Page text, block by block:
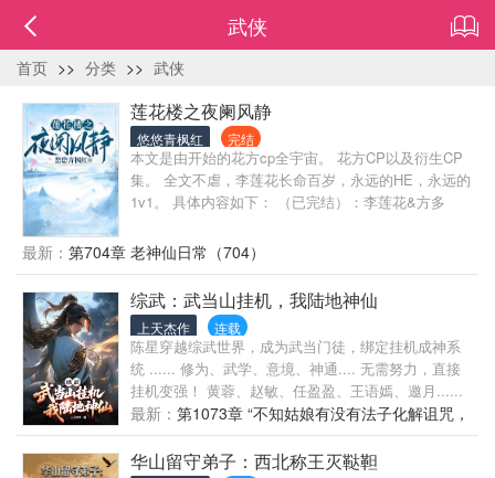
武侠
首页 >> 分类 >> 武侠
莲花楼之夜阑风静
悠悠青枫红 完结
本文是由开始的花方cp全宇宙。 花方CP以及衍生CP
集。 全文不虐，李莲花长命百岁，永远的HE，永远的
1v1。 具体内容如下： （已完结）：李莲花&方多
载中）：周亦安&陆昭西，爱情这件事不过是相互信
任，委屈时的安慰与陪伴，犹疑时的绝对支持。 ……
已完结，更新中，其他敬请期待……
最新： 第704章 老神仙日常（704）
综武：武当山挂机，我陆地神仙
上天杰作 连载
陈星穿越综武世界，成为武当门徒，绑定挂机成神系
统 ...... 修为、武学、意境、神通.... 无需努力，直接
挂机变强！ 黄蓉、赵敏、任盈盈、王语嫣、邀月......
当有一日，陈星踏入陆地神仙之境！ 武当轰动，震惊
张三丰：“你天天不务正业，武道修为还这么强，到底
是如何做到的？！”
最新： 第1073章 “不知姑娘有没有法子化解诅咒，
平息古城里的乱象？”
华山留守弟子：西北称王灭鞑靼